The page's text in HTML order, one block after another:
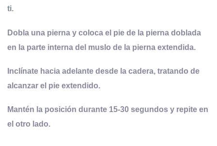
ti.
Dobla una pierna y coloca el pie de la pierna doblada
en la parte interna del muslo de la pierna extendida.
Inclínate hacia adelante desde la cadera, tratando de
alcanzar el pie extendido.
Mantén la posición durante 15-30 segundos y repite en
el otro lado.